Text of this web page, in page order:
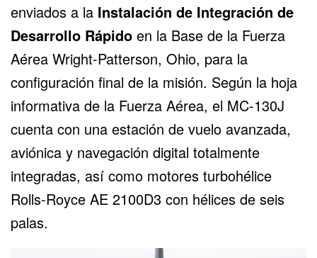
enviados a la Instalación de Integración de
Desarrollo Rápido en la Base de la Fuerza
Aérea Wright-Patterson, Ohio, para la
configuración final de la misión. Según la hoja
informativa de la Fuerza Aérea, el MC-130J
cuenta con una estación de vuelo avanzada,
aviónica y navegación digital totalmente
integradas, así como motores turbohélice
Rolls-Royce AE 2100D3 con hélices de seis
palas.